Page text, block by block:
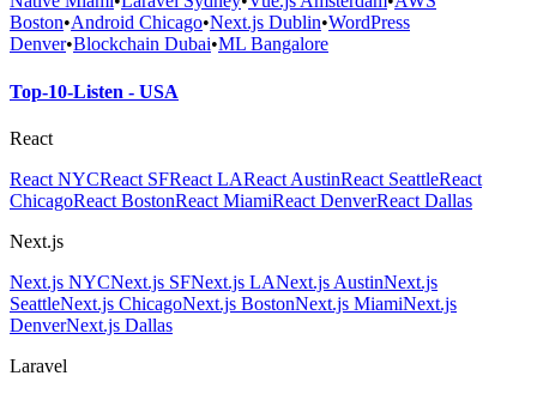
Boston•Android Chicago•Next.js Dublin•WordPress
Denver•Blockchain Dubai•ML Bangalore
Top-10-Listen - USA
React
React NYCReact SFReact LAReact AustinReact SeattleReact
ChicagoReact BostonReact MiamiReact DenverReact Dallas
Next.js
Next.js NYCNext.js SFNext.js LANext.js AustinNext.js
SeattleNext.js ChicagoNext.js BostonNext.js MiamiNext.js
DenverNext.js Dallas
Laravel